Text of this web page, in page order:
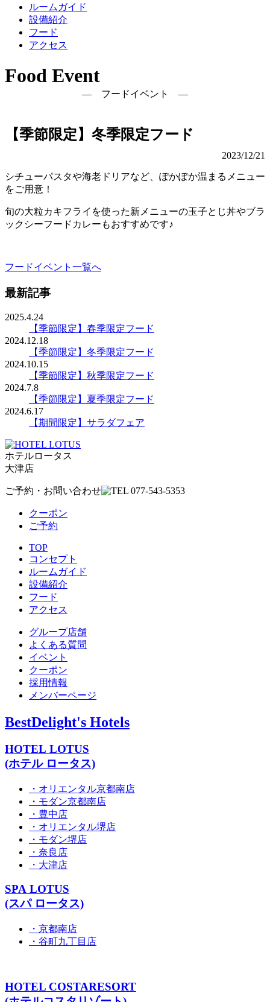
ルームガイド
設備紹介
フード
アクセス
Food Event
― フードイベント ―
【季節限定】冬季限定フード
2023/12/21
シチューパスタや海老ドリアなど、ぽかぽか温まるメニュー
をご用意！
旬の大粒カキフライを使った新メニューの玉子とじ丼やブラ
ックシーフードカレーもおすすめです♪
フードイベント一覧へ
最新記事
2025.4.24
【季節限定】春季限定フード
2024.12.18
【季節限定】冬季限定フード
2024.10.15
【季節限定】秋季限定フード
2024.7.8
【季節限定】夏季限定フード
2024.6.17
【期間限定】サラダフェア
ホテルロータス
大津店
ご予約・お問い合わせ
クーポン
ご予約
TOP
コンセプト
ルームガイド
設備紹介
フード
アクセス
グループ店舗
よくある質問
イベント
クーポン
採用情報
メンバーページ
BestDelight's Hotels
HOTEL LOTUS
(ホテル ロータス)
・オリエンタル京都南店
・モダン京都南店
・豊中店
・オリエンタル堺店
・モダン堺店
・奈良店
・大津店
SPA LOTUS
(スパ ロータス)
・京都南店
・谷町九丁目店
HOTEL COSTARESORT